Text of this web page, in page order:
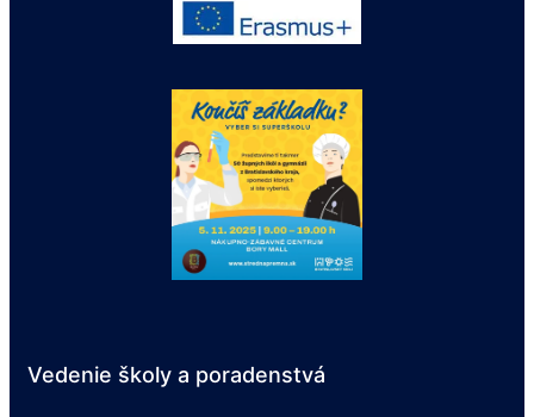
Vedenie školy a poradenstvá